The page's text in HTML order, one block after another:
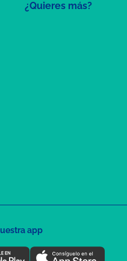
¿Quieres más?
app